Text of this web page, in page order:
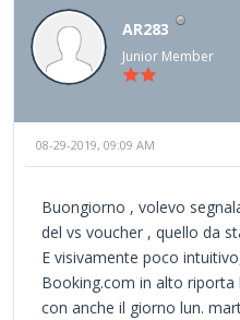
AR283
Junior Member
08-29-2019, 09:09 AM
Buongiorno , volevo
del vs voucher , quello da
E visivamente poco
Booking.com in alto
con anche il giorno lun.